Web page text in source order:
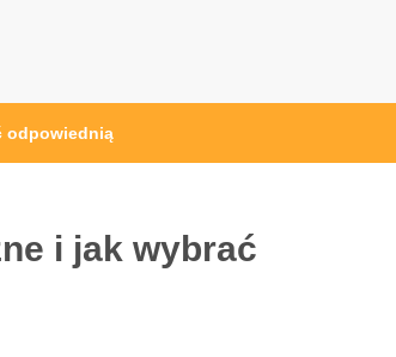
odpowiednią
i jak wybrać